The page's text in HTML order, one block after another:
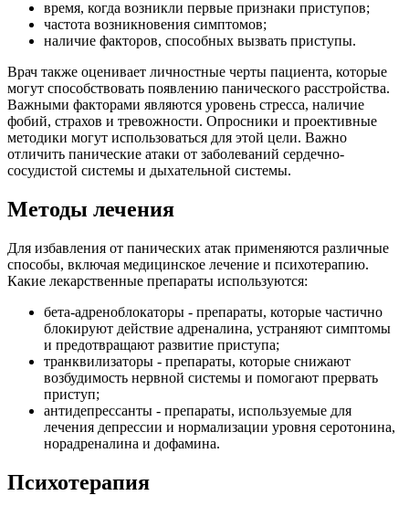
время, когда возникли первые признаки приступов;
частота возникновения симптомов;
наличие факторов, способных вызвать приступы.
Врач также оценивает личностные черты пациента, которые
могут способствовать появлению панического расстройства.
Важными факторами являются уровень стресса, наличие
фобий, страхов и тревожности. Опросники и проективные
методики могут использоваться для этой цели. Важно
отличить панические атаки от заболеваний сердечно-
сосудистой системы и дыхательной системы.
Методы лечения
Для избавления от панических атак применяются различные
способы, включая медицинское лечение и психотерапию.
Какие лекарственные препараты используются:
бета-адреноблокаторы - препараты, которые частично
блокируют действие адреналина, устраняют симптомы
и предотвращают развитие приступа;
транквилизаторы - препараты, которые снижают
возбудимость нервной системы и помогают прервать
приступ;
антидепрессанты - препараты, используемые для
лечения депрессии и нормализации уровня серотонина,
норадреналина и дофамина.
Психотерапия